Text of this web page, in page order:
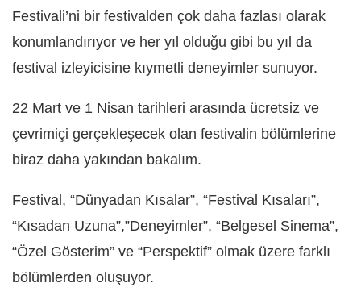
Festivali’ni bir festivalden çok daha fazlası olarak
konumlandırıyor ve her yıl olduğu gibi bu yıl da
festival izleyicisine kıymetli deneyimler sunuyor.
22 Mart ve 1 Nisan tarihleri arasında ücretsiz ve
çevrimiçi gerçekleşecek olan festivalin bölümlerine
biraz daha yakından bakalım.
Festival, “Dünyadan Kısalar”, “Festival Kısaları”,
“Kısadan Uzuna”,”Deneyimler”, “Belgesel Sinema”,
“Özel Gösterim” ve “Perspektif” olmak üzere farklı
bölümlerden oluşuyor.